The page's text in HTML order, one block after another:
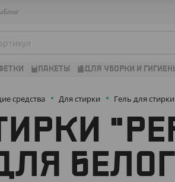
Блог
ПАКЕТЫ ДЛЯ УБОРКИ И
средства Для стирки Гель для